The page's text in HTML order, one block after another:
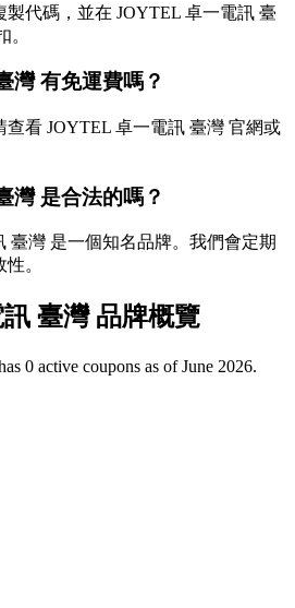
代碼，並在 JOYTEL 卓一電訊 臺
。
灣 有免運費嗎？
看 JOYTEL 卓一電訊 臺灣 官網或
灣 是合法的嗎？
臺灣 是一個知名品牌。我們會定期
。
臺灣 品牌概覽
0 active coupons as of June 2026.